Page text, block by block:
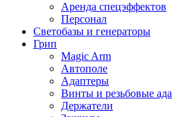
Аренда спецэффектов
Персонал
Светобазы и генераторы
Грип
Magic Arm
Автополе
Адаптеры
Винты и резьбовые
Держатели